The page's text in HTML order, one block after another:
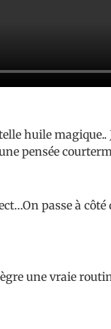
huile magique..
pensée
passe à côté
une vraie